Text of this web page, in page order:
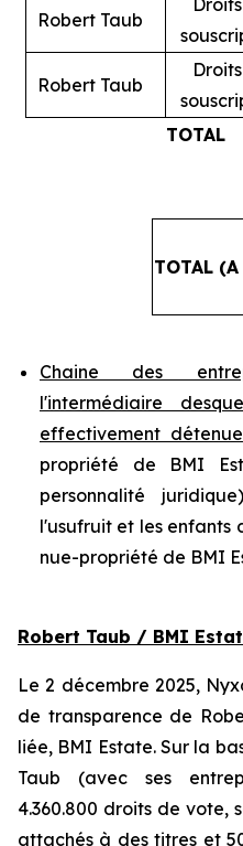
Robert Taub
Robert Taub
TOTAL
TOTAL
Chaine des
l'intermédiaire
effectivement détenue
propriété de BMI
personnalité
l'usufruit et les enfants
nue-propriété de BMI
Robert Taub / BMI
Le 2 décembre 2025,
de transparence de
liée, BMI Estate. Sur la
Taub (avec ses
4.360.800 droits de vote,
attachés à des titres et